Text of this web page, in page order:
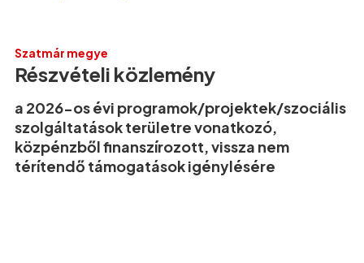
Szatmár megye
Részvételi közlemény
a 2026-os évi programok/projektek/szociális
szolgáltatások területre vonatkozó,
közpénzből finanszírozott, vissza nem
térítendő támogatások igénylésére